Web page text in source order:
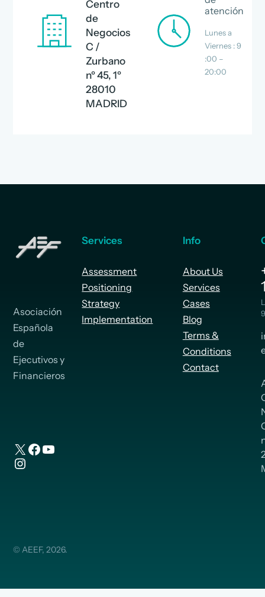
Centro
de
Negocios
C /
Zurbano
nº 45, 1º
28010
MADRID
atención
Lunes a
Viernes : 9
:00 –
20:00
Asociación
Española
de
Ejecutivos y
Financieros
X Facebook
YouTube
Instagram
Services
Assessment
Positioning
Strategy
Implementation
Info
About Us
Services
Cases
Blog
Terms &
Conditions
Contact
© AEEF, 2026.